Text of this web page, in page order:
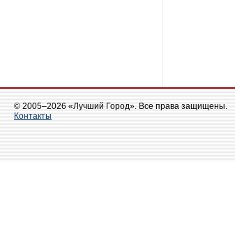
© 2005–2026 «Лучший Город». Все права защищены.
Контакты